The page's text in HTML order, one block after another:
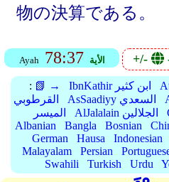
物の決算である。
Ayah 78:37 الأية +/-
: 📗 → IbnKathir ابن كثير
القرطوبي
AsSaadiyy السعدي
الميسر
AlJalalain الجلالين
Albanian
Bangla Bosnian
German
Hausa Indonesian
Malayalam
Persian
Swahili
Turkish Urdu